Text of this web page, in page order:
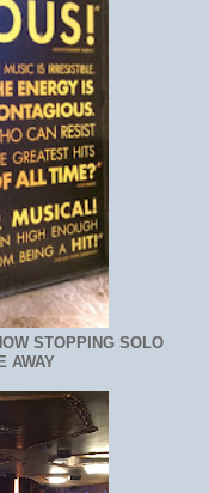
STOPPING SOLO
AWAY